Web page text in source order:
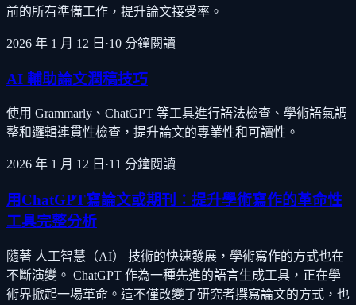
前的所有準備工作，提升論文接受率。
2026 年 1 月 12 日 ·10 分鐘閱讀
AI 輔助論文潤稿技巧
使用 Grammarly、ChatGPT 等工具進行語法檢查、學術語氣調
整和邏輯連貫性檢查，提升論文的專業性和可讀性。
2026 年 1 月 12 日 ·11 分鐘閱讀
用ChatGPT寫論文或期刊：提升學術寫作的革命性
工具完整分析
隨著 人工智慧（AI） 技術的快速發展，學術寫作的方式也在
不斷演變。 ChatGPT 作為一種先進的語言生成工具，正在學
術界掀起一場革命。這不僅改變了研究者撰寫論文的方式，也